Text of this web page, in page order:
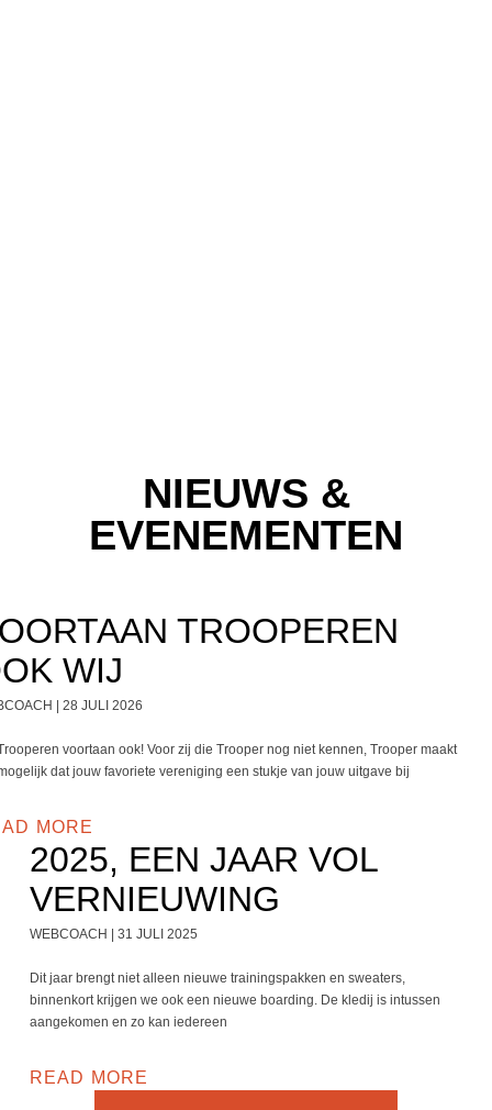
NIEUWS &
EVENEMENTEN
TROOPEREN
WIJ
28 JULI 2026
voortaan ook! Voor zij die Trooper nog niet kennen, Trooper maakt
dat jouw favoriete vereniging een stukje van jouw uitgave bij
MORE
2025, EEN JAAR VOL
VERNIEUWING
WEBCOACH 31 JULI 2025
Dit jaar brengt niet alleen nieuwe trainingspakken en sweaters,
binnenkort krijgen we ook een nieuwe boarding. De kledij is intussen
aangekomen en zo kan iedereen
READ MORE